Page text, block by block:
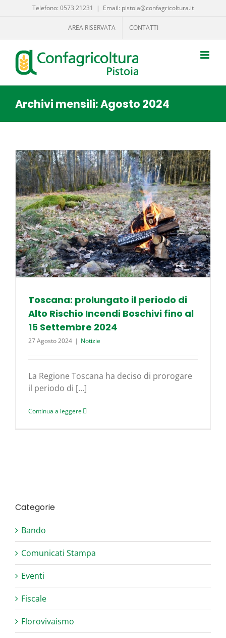
Telefono: 0573 21231 | Email: pistoia@confagricoltura.it
AREA RISERVATA CONTATTI
Archivi mensili:Agosto 2024
Toscana: prolungato il periodo di
Alto Rischio Incendi Boschivi fino al
15 Settembre 2024
27 Agosto 2024 | Notizie
La Regione Toscana ha deciso di prorogare
il periodo di [...]
Continua a leggere
Categorie
Bando
Comunicati Stampa
Eventi
Fiscale
Florovivaismo